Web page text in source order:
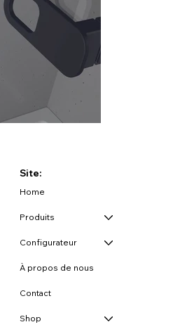
Site:
Home
Produits
Configurateur
À propos de nous
Contact
Shop